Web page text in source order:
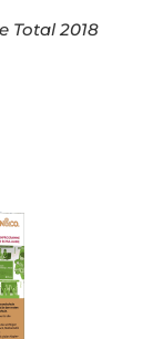
Total 2018